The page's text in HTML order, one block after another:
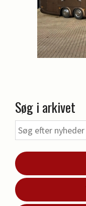
Søg i arkivet